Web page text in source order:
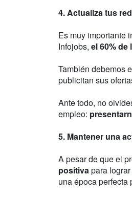
4. Actualiza tus
Es muy importante
Infojobs, el 60%
También debemos
publicitan sus
Ante todo, no
empleo:
5. Mantener una
A pesar de que el
positiva para
una época perfecta